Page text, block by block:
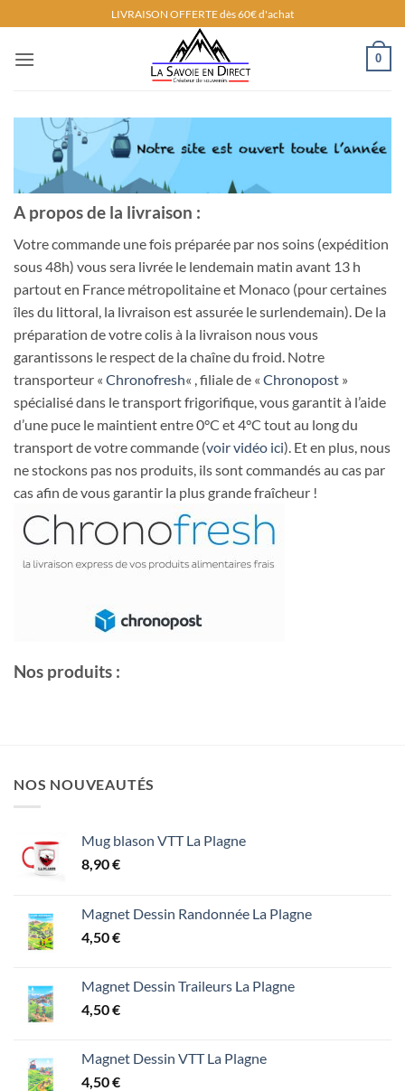
au
contenu
LIVRAISON OFFERTE dès 60€ d'achat
0
A propos de la livraison :
Votre commande une fois préparée par nos soins (expédition
sous 48h) vous sera livrée le lendemain matin avant 13 h
partout en France métropolitaine et Monaco (pour certaines
îles du littoral, la livraison est assurée le surlendemain). De la
préparation de votre colis à la livraison nous vous
garantissons le respect de la chaîne du froid. Notre
transporteur « Chronofresh« , filiale de « Chronopost »
spécialisé dans le transport frigorifique, vous garantit à l’aide
d’une puce le maintient entre 0°C et 4°C tout au long du
transport de votre commande (voir vidéo ici). Et en plus, nous
ne stockons pas nos produits, ils sont commandés au cas par
cas afin de vous garantir la plus grande fraîcheur !
Nos produits :
NOS NOUVEAUTÉS
Mug blason VTT La Plagne
8,90€
Magnet Dessin Randonnée La Plagne
4,50€
Magnet Dessin Traileurs La Plagne
4,50€
Magnet Dessin VTT La Plagne
4,50€